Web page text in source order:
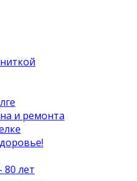
и ремонта
80 лет